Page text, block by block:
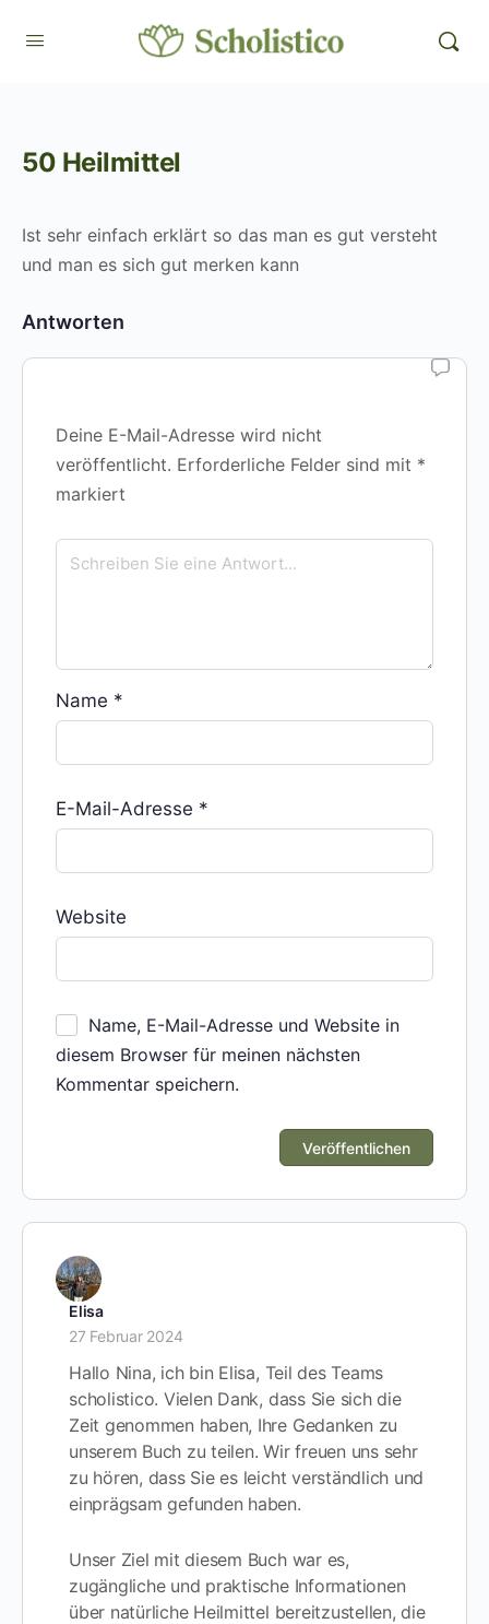
50 Heilmittel
Ist sehr einfach erklärt so das man es gut versteht
und man es sich gut merken kann
Antworten
Deine E-Mail-Adresse wird nicht
veröffentlicht. Erforderliche Felder sind mit *
markiert
Name *
E-Mail-Adresse *
Website
Name, E-Mail-Adresse und Website in
diesem Browser für meinen nächsten
Kommentar speichern.
Elisa
27 Februar 2024
Hallo Nina, ich bin Elisa, Teil des Teams
scholistico. Vielen Dank, dass Sie sich die
Zeit genommen haben, Ihre Gedanken zu
unserem Buch zu teilen. Wir freuen uns sehr
zu hören, dass Sie es leicht verständlich und
einprägsam gefunden haben.
Unser Ziel mit diesem Buch war es,
zugängliche und praktische Informationen
über natürliche Heilmittel bereitzustellen, die